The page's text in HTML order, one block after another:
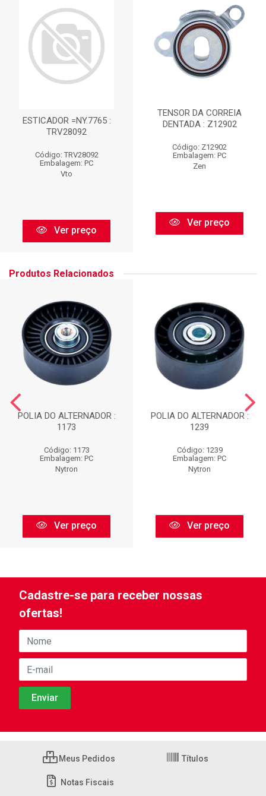
ESTICADOR =NY.7765 :
TRV28092
Código: TRV28092
Embalagem: PC
Vto
Ver preço
TENSOR DA CORREIA
DENTADA : Z12902
Código: Z12902
Embalagem: PC
Zen
Ver preço
Produtos Relacionados
POLIA DO ALTERNADOR :
1173
Código: 1173
Embalagem: PC
Nytron
Ver preço
POLIA DO ALTERNADOR :
1239
Código: 1239
Embalagem: PC
Nytron
Ver preço
Cadastre-se para receber nossas
ofertas!
Meus Pedidos Títulos
Notas Fiscais